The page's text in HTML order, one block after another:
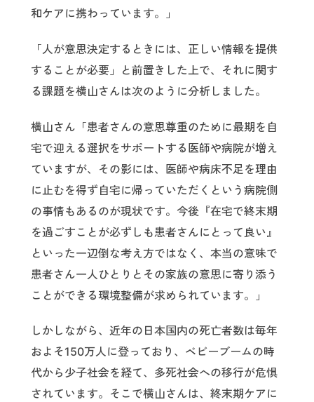
和ケアに携わっています。」
「人が意思決定するときには、正しい情報を提供
することが必要」と前置きした上で、それに関す
る課題を横山さんは次のように分析しました。
横山さん「患者さんの意思尊重のために最期を自
宅で迎える選択をサポートする医師や病院が増え
ていますが、その影には、医師や病床不足を理由
に止むを得ず自宅に帰っていただくという病院側
の事情もあるのが現状です。今後『在宅で終末期
を過ごすことが必ずしも患者さんにとって良い』
といった一辺倒な考え方ではなく、本当の意味で
患者さん一人ひとりとその家族の意思に寄り添う
ことができる環境整備が求められています。」
しかしながら、近年の日本国内の死亡者数は毎年
およそ150万人に登っており、ベビーブームの時
代から少子社会を経て、多死社会への移行が危惧
されています。そこで横山さんは、終末期ケアに